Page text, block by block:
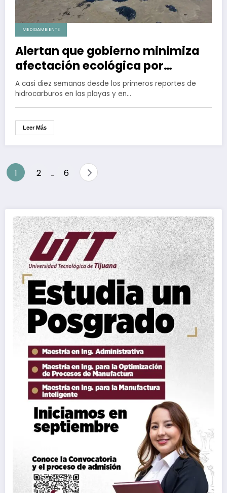
MEDIOAMBIENTE
Alertan que gobierno minimiza
afectación ecológica por
derrame de Pemex en el Golfo de
México
A casi diez semanas desde los primeros reportes de
hidrocarburos en las playas y en…
Leer Más
Paginación
1 2 … 6